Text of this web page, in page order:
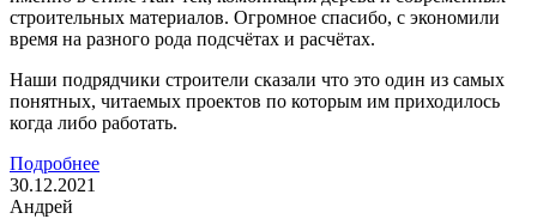
строительных материалов. Огромное спасибо, с экономили
время на разного рода подсчётах и расчётах.
Наши подрядчики строители сказали что это один из самых
понятных, читаемых проектов по которым им приходилось
когда либо работать.
Подробнее
30.12.2021
Андрей